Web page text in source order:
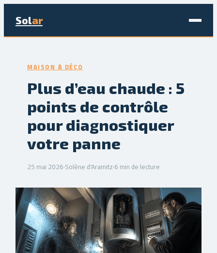
Solar
Bricolage
Écologie & Énergie
Jardinage
MAISON & DÉCO
Plus d’eau chaude : 5
points de contrôle
pour diagnostiquer
votre panne
25 mai 2026·Solène d'Aramitz·6 min de lecture